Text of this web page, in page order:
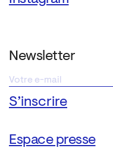
Newsletter
Espace presse